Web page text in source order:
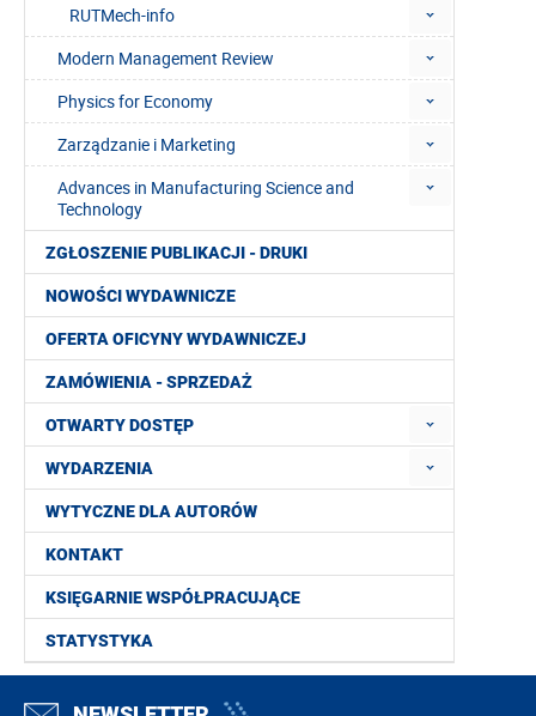
RUTMech-info
Modern Management Review
Physics for Economy
Zarządzanie i Marketing
Advances in Manufacturing Science and
Technology
ZGŁOSZENIE PUBLIKACJI - DRUKI
NOWOŚCI WYDAWNICZE
OFERTA OFICYNY WYDAWNICZEJ
ZAMÓWIENIA - SPRZEDAŻ
OTWARTY DOSTĘP
WYDARZENIA
WYTYCZNE DLA AUTORÓW
KONTAKT
KSIĘGARNIE WSPÓŁPRACUJĄCE
STATYSTYKA